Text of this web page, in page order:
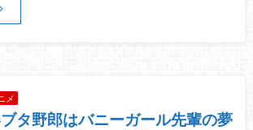
メ
タ野郎はバニーガール先輩の夢